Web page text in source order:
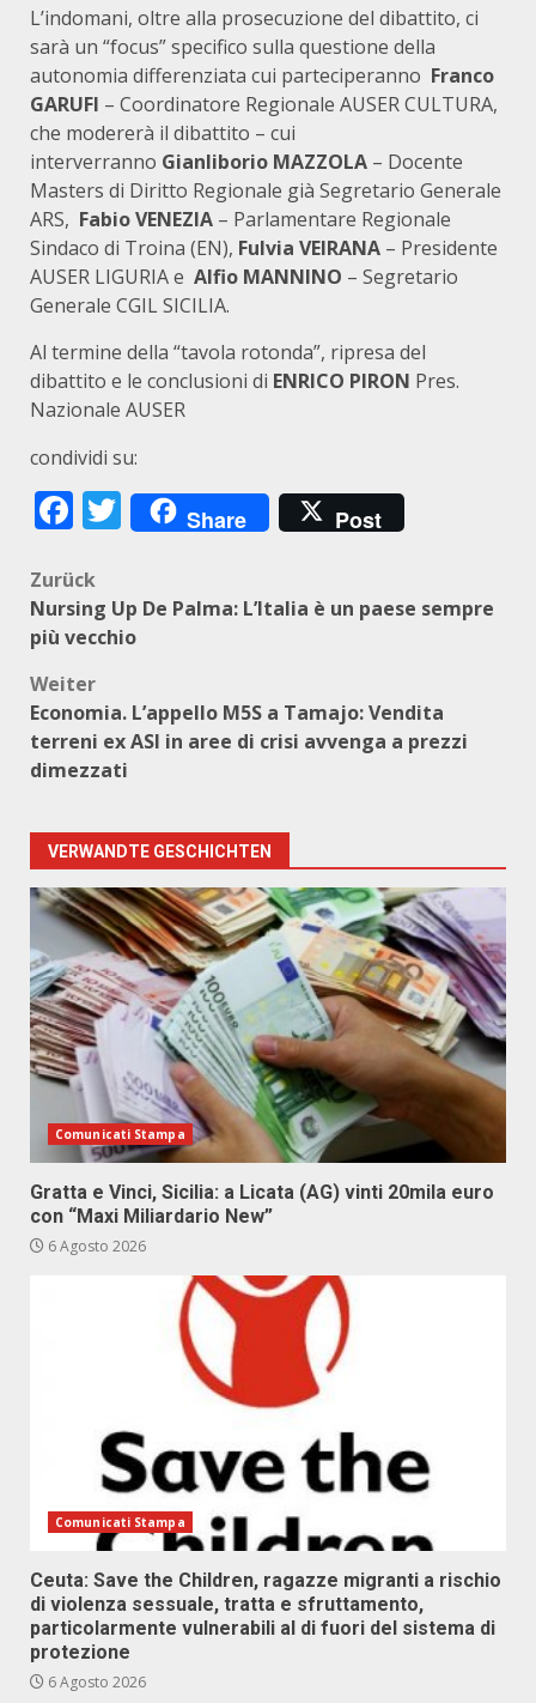
L’indomani, oltre alla prosecuzione del dibattito, ci
sarà un “focus” specifico sulla questione della
autonomia differenziata cui parteciperanno Franco
GARUFI – Coordinatore Regionale AUSER CULTURA,
che modererà il dibattito – cui
interverranno Gianliborio MAZZOLA – Docente
Masters di Diritto Regionale già Segretario Generale
ARS, Fabio VENEZIA – Parlamentare Regionale
Sindaco di Troina (EN), Fulvia VEIRANA – Presidente
AUSER LIGURIA e Alfio MANNINO – Segretario
Generale CGIL SICILIA.
Al termine della “tavola rotonda”, ripresa del
dibattito e le conclusioni di ENRICO PIRON Pres.
Nazionale AUSER
condividi su:
Facebook
Twitter
Share Post
Beitragsnavigation
Zurück
Nursing Up De Palma: L’Italia è un paese sempre
più vecchio
Weiter
Economia. L’appello M5S a Tamajo: Vendita
terreni ex ASI in aree di crisi avvenga a prezzi
dimezzati
VERWANDTE GESCHICHTEN
Comunicati Stampa
Gratta e Vinci, Sicilia: a Licata (AG) vinti 20mila euro
con “Maxi Miliardario New”
6 Agosto 2026
Comunicati Stampa
Ceuta: Save the Children, ragazze migranti a rischio
di violenza sessuale, tratta e sfruttamento,
particolarmente vulnerabili al di fuori del sistema di
protezione
6 Agosto 2026